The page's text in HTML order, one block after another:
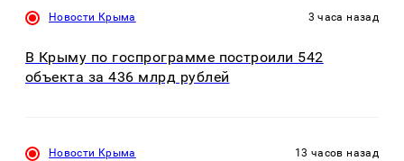
Новости Крыма 3 часа назад
В Крыму по госпрограмме построили 542
объекта за 436 млрд рублей
Новости Крыма 13 часов назад